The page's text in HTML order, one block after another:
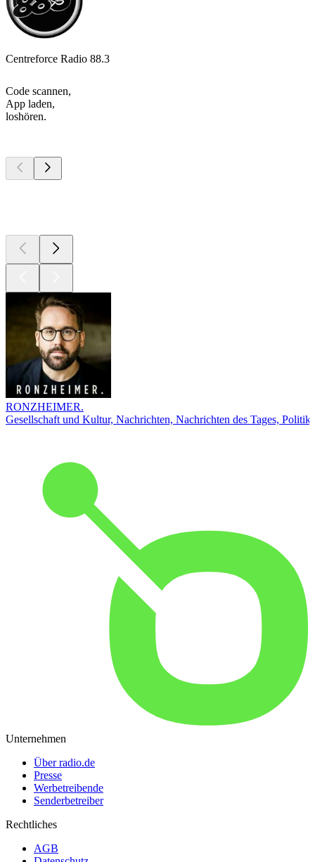
Centreforce Radio 88.3
Code scannen,
App laden,
loshören.
RONZHEIMER.
Gesellschaft und Kultur, Nachrichten, Nachrichten des Tages, Politik
Unternehmen
Über radio.de
Presse
Werbetreibende
Senderbetreiber
Rechtliches
AGB